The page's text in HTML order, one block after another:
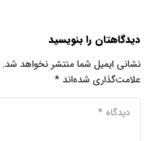
دیدگاهتان را بنویسید
نشانی ایمیل شما منتشر نخواهد شد.
علامت‌گذاری شده‌اند *